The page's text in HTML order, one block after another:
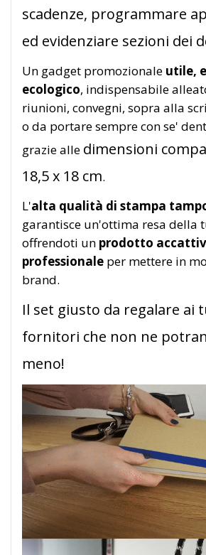
scadenze, programmare
ed evidenziare sezioni dei
Un gadget promozionale utile,
ecologico, indispensabile
riunioni, convegni, sopra alla
o da portare sempre con se'
grazie alle dimensioni
18,5 x 18 cm.
L'alta qualità di stampa
garantisce un'ottima resa della
offrendoti un prodotto
professionale per mettere in
brand.
Il set giusto da regalare ai
fornitori che non ne
meno!